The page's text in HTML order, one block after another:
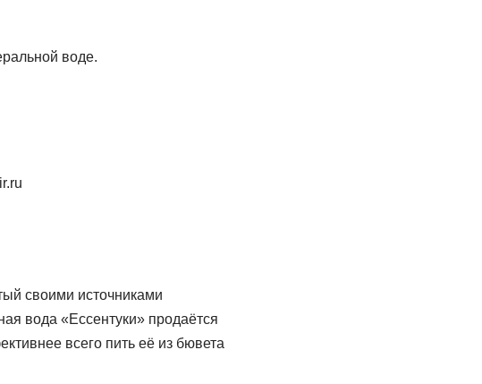
воде.
своими источниками
вода «Ессентуки» продаётся
всего пить её из бювета